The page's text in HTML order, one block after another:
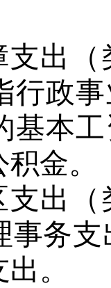
支出
行政
基本
金。
支出
事务
。